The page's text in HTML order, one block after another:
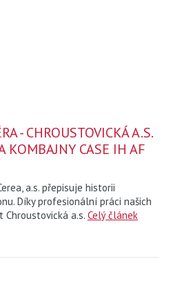
- CHROUSTOVICKÁ A.S.
KOMBAJNY CASE IH AF
a.s. přepisuje historii
Díky profesionální práci našich
a.s. Celý článek